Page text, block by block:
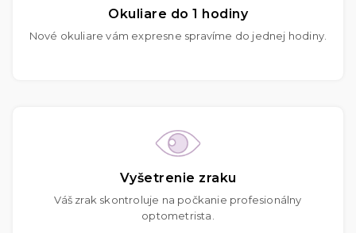
Okuliare do 1 hodiny
Nové okuliare vám expresne spravíme do jednej hodiny.
Vyšetrenie zraku
Váš zrak skontroluje na počkanie profesionálny
optometrista.